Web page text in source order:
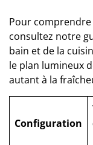
Pour
consultez notre
bain et de la
le plan lumineux
autant à la
Configuration